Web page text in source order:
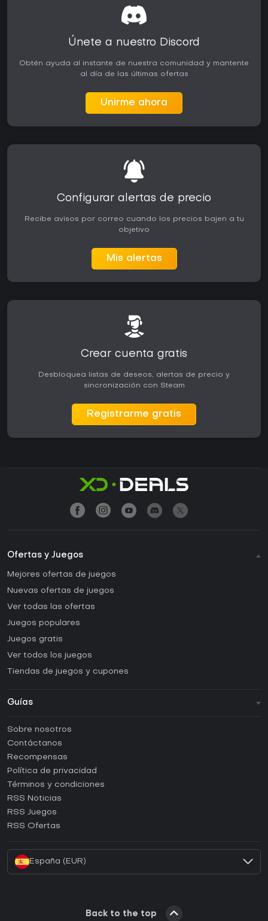
Únete a nuestro Discord
Obtén ayuda al instante de nuestra comunidad y mantente
al día de las últimas ofertas
Unirme ahora
Configurar alertas de precio
Recibe avisos por correo cuando los precios bajen a tu
objetivo
Mis alertas
Crear cuenta gratis
Desbloquea listas de deseos, alertas de precio y
sincronización con Steam
Registrarme gratis
Ofertas y Juegos
Mejores ofertas de juegos
Nuevas ofertas de juegos
Ver todas las ofertas
Juegos populares
Juegos gratis
Ver todos los juegos
Tiendas de juegos y cupones
Guías
Guías y tutoriales
¿Cómo activar una CD Key de Steam?
¿Cómo activar una CD Key de Epic Games?
¿Cómo activar una CD Key de GOG?
¿Cómo activar una CD Key de Ubisoft Connect?
Sobre nosotros
Contáctanos
Recompensas
Política de privacidad
Términos y condiciones
RSS Noticias
RSS Juegos
RSS Ofertas
España (EUR)
Back to the top